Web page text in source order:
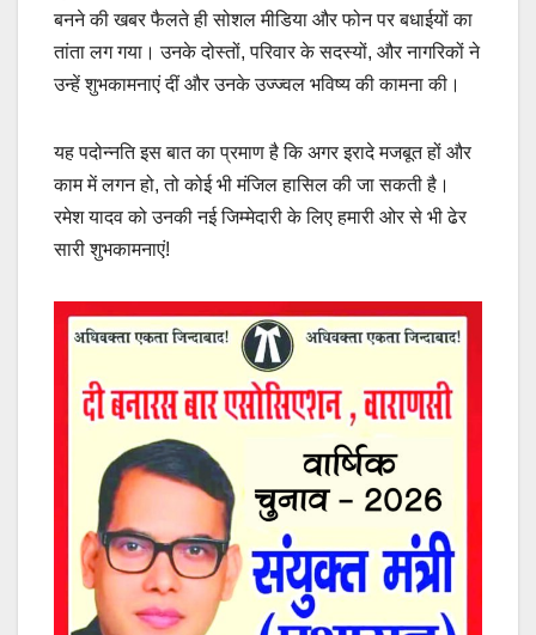
बनने की खबर फैलते ही सोशल मीडिया और फोन पर बधाईयों का
तांता लग गया। उनके दोस्तों, परिवार के सदस्यों, और नागरिकों ने
उन्हें शुभकामनाएं दीं और उनके उज्ज्वल भविष्य की कामना की।
यह पदोन्नति इस बात का प्रमाण है कि अगर इरादे मजबूत हों और
काम में लगन हो, तो कोई भी मंजिल हासिल की जा सकती है।
रमेश यादव को उनकी नई जिम्मेदारी के लिए हमारी ओर से भी ढेर
सारी शुभकामनाएं!